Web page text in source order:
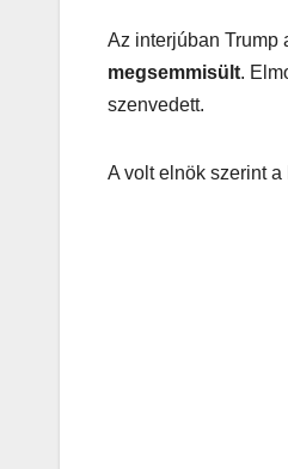
Az interjúban Trump
megsemmisült.
szenvedett.
A volt elnök szerint